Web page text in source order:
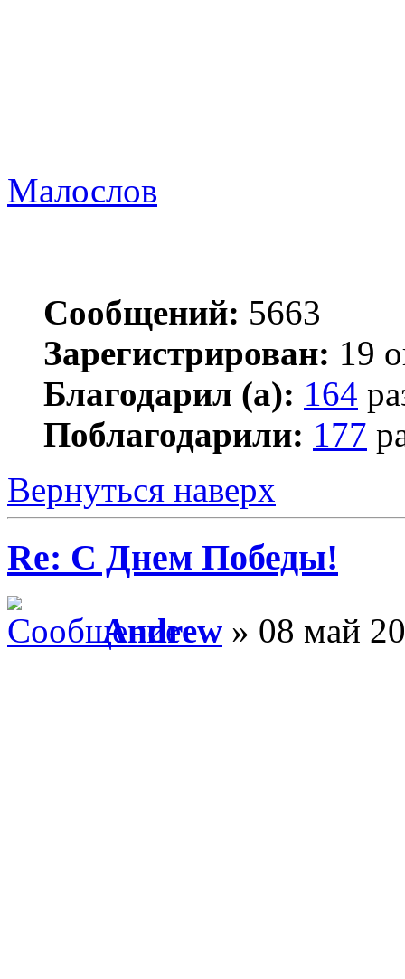
Малослов
Сообщений: 5663
Зарегистрирован: 19
Благодарил (а): 164
Поблагодарили: 177
Вернуться наверх
Re: С Днем Победы!
Andrew » 08 май